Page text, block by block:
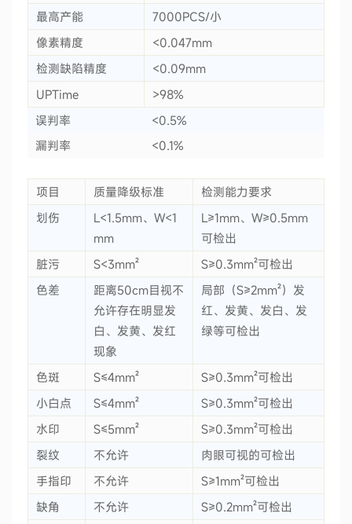
最高产能
7000PCS/小
像素精度
<0.047mm
检测缺陷精度
<0.09mm
UPTime
>98%
误判率
<0.5%
漏判率
<0.1%
项目 质量降级标准
检测能力要求
划伤
L<1.5mm、W<1
mm
L≥1mm、W≥0.5mm
可检出
脏污
S<3mm²
S≥0.3mm²可检出
色差
距离50cm目视不
允许存在明显发
白、发黄、发红
现象
局部（S≥2mm²）发
红、发黄、发白、发
绿等可检出
色斑 S≤4mm²
S≥0.3mm²可检出
小白点
S≤4mm²
S≥0.3mm²可检出
水印
S≤5mm²
S≥0.3mm²可检出
裂纹
不允许
肉眼可视的可检出
手指印
不允许
S≥1mm²可检出
缺角
不允许
S≥0.2mm²可检出